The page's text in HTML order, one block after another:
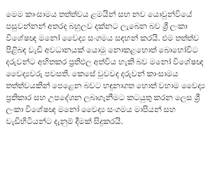
මෙම කාංසාමය තත්ත්වය ළමයින් සහ නව යොවුන්වියේ
පසුවන්නන් අතරද බහුලව දක්නට ලැබෙන බව ශ්‍රී ලංකා
විශේෂඥ මනෝ වෛද්‍ය සංගමය සඳහන් කරයි. එම තත්ත්ව
පිළිබඳ වැඩි අවධානයක් යොමු නොකළහොත් බොහෝවිට
දරුවන්ට අහිතකර ප්‍රතිඵල අත්විය හැකි බව මනෝ විශේෂඥ
වෛද්‍යවරු පවසති. කෙසේ වුවවද දරුවන් කාංසාමය
තත්ත්වයකින් පෙළෙන බවට හඳුනාගත හොත් වහාම වෛද්‍ය
ප්‍රතිකාර සහ උපදේශන ලබාගැනීමට කටයුතු කරන ලෙස ශ්‍රී
ලංකා විශේෂඥ මනෝ වෛද්‍ය සංගමය මාපියන් සහ
වැඩිහිටියන්ට දැනුම් දීමක් සිදුකරයි.